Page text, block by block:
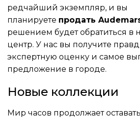
редчайший экземпляр, и вы
планируете продать
решением будет обратиться в
центр. У нас вы получите
экспертную оценку и самое
предложение в городе.
Новые коллекции
Мир часов продолжает